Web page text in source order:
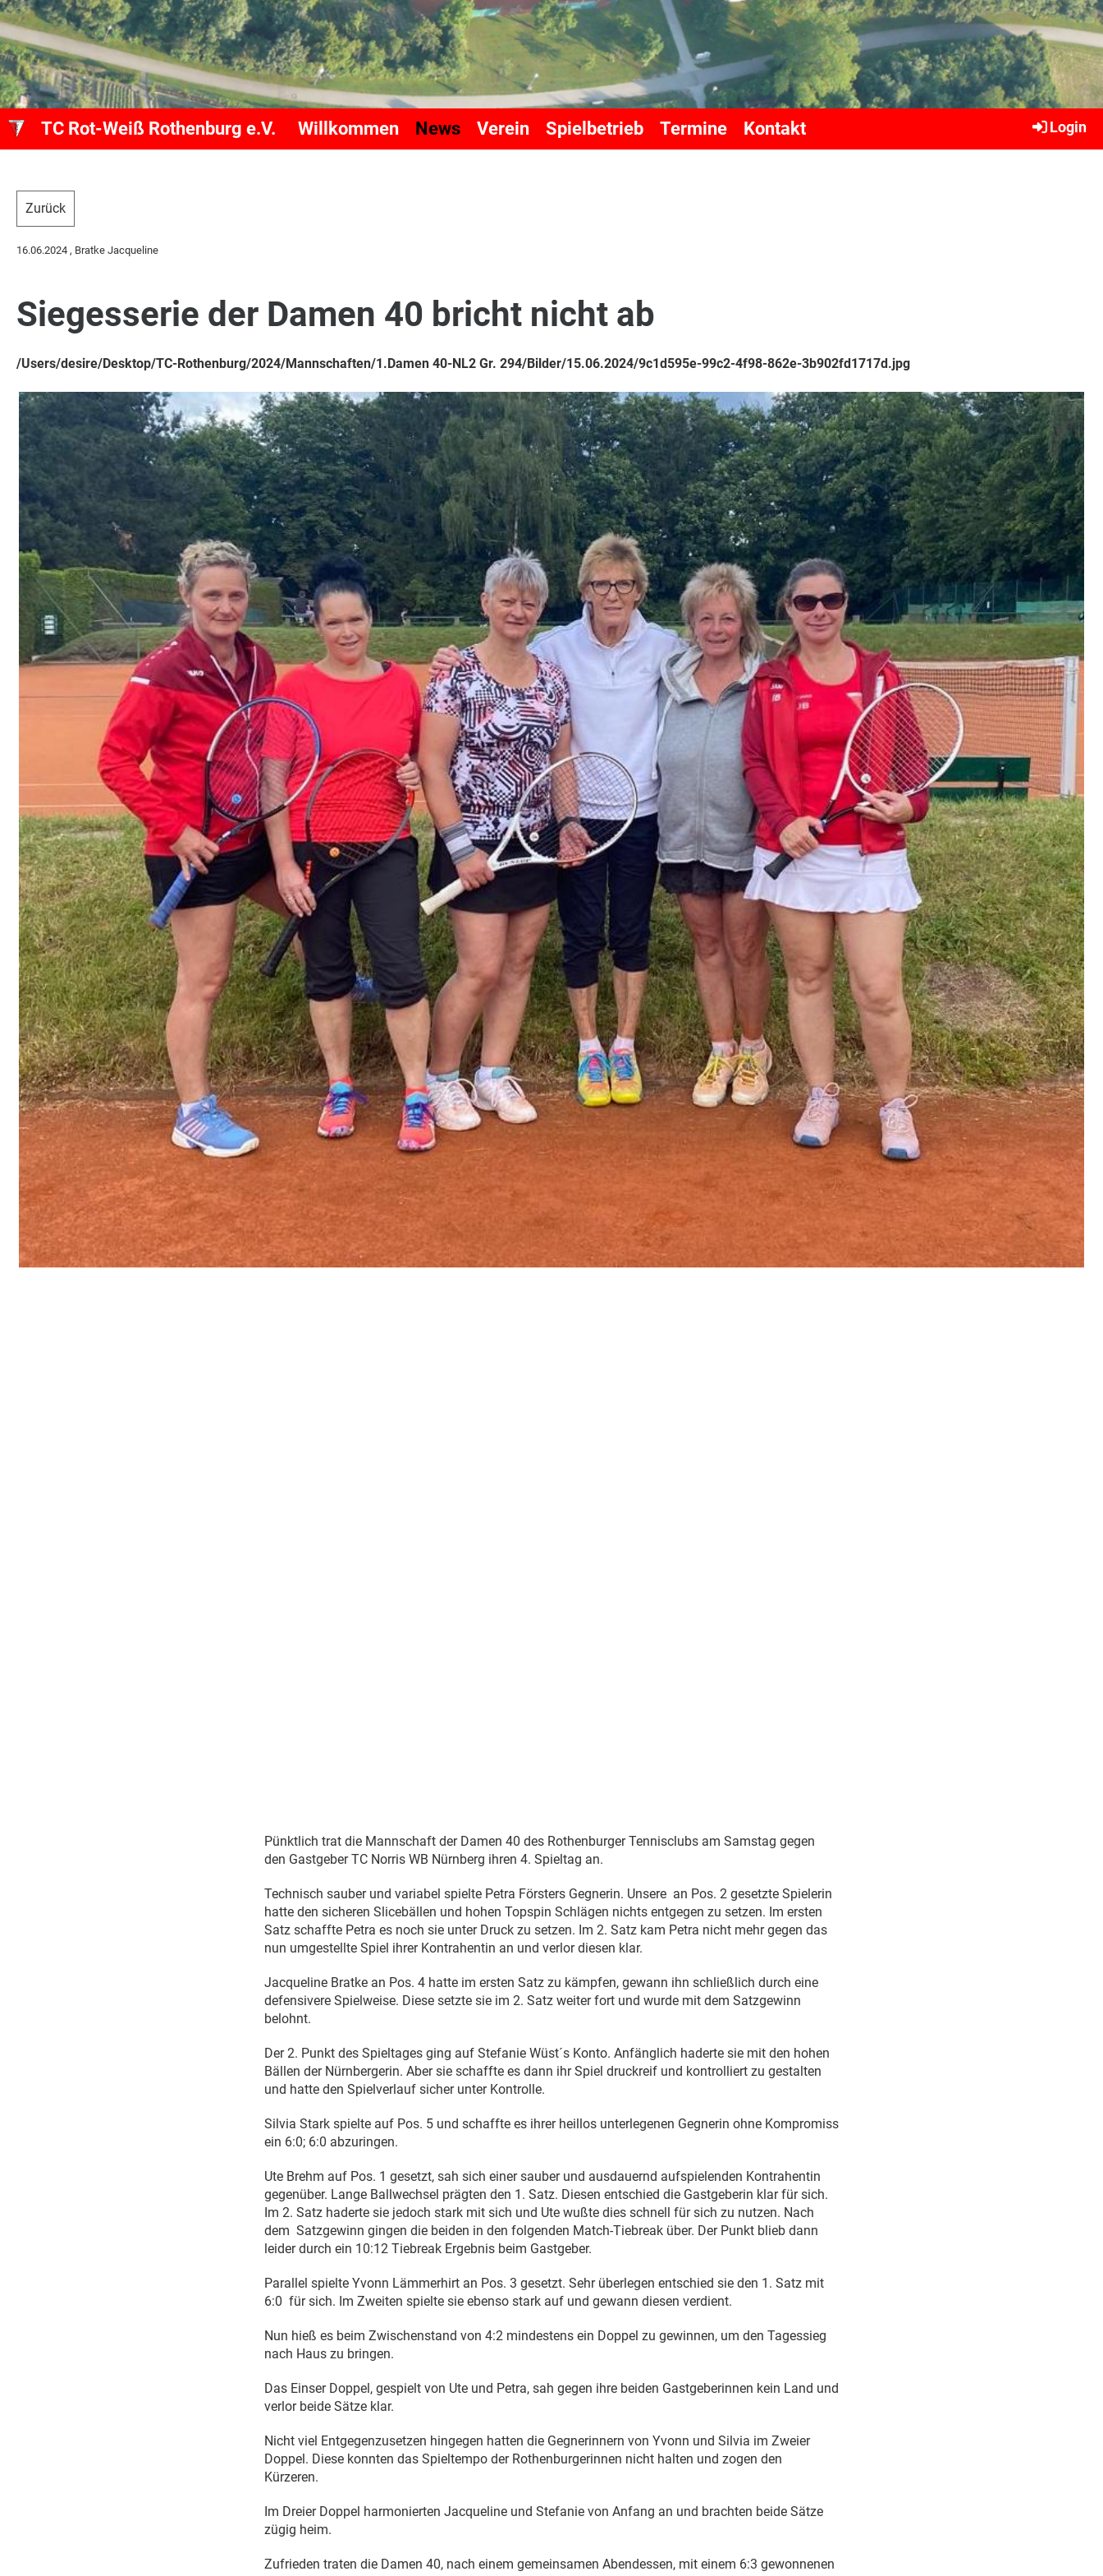
TC Rot-Weiß Rothenburg e.V. Willkommen News Verein Spielbetrieb Termine Kontakt Login
Zurück
16.06.2024 , Bratke Jacqueline
Siegesserie der Damen 40 bricht nicht ab
/Users/desire/Desktop/TC-Rothenburg/2024/Mannschaften/1.Damen 40-NL2 Gr. 294/Bilder/15.06.2024/9c1d595e-99c2-4f98-862e-3b902fd1717d.jpg
Pünktlich trat die Mannschaft der Damen 40 des Rothenburger Tennisclubs am Samstag gegen
den Gastgeber TC Norris WB Nürnberg ihren 4. Spieltag an.
Technisch sauber und variabel spielte Petra Försters Gegnerin. Unsere an Pos. 2 gesetzte Spielerin
hatte den sicheren Slicebällen und hohen Topspin Schlägen nichts entgegen zu setzen. Im ersten
Satz schaffte Petra es noch sie unter Druck zu setzen. Im 2. Satz kam Petra nicht mehr gegen das
nun umgestellte Spiel ihrer Kontrahentin an und verlor diesen klar.
Jacqueline Bratke an Pos. 4 hatte im ersten Satz zu kämpfen, gewann ihn schließlich durch eine
defensivere Spielweise. Diese setzte sie im 2. Satz weiter fort und wurde mit dem Satzgewinn
belohnt.
Der 2. Punkt des Spieltages ging auf Stefanie Wüst´s Konto. Anfänglich haderte sie mit den hohen
Bällen der Nürnbergerin. Aber sie schaffte es dann ihr Spiel druckreif und kontrolliert zu gestalten
und hatte den Spielverlauf sicher unter Kontrolle.
Silvia Stark spielte auf Pos. 5 und schaffte es ihrer heillos unterlegenen Gegnerin ohne Kompromiss
ein 6:0; 6:0 abzuringen.
Ute Brehm auf Pos. 1 gesetzt, sah sich einer sauber und ausdauernd aufspielenden Kontrahentin
gegenüber. Lange Ballwechsel prägten den 1. Satz. Diesen entschied die Gastgeberin klar für sich.
Im 2. Satz haderte sie jedoch stark mit sich und Ute wußte dies schnell für sich zu nutzen. Nach
dem Satzgewinn gingen die beiden in den folgenden Match-Tiebreak über. Der Punkt blieb dann
leider durch ein 10:12 Tiebreak Ergebnis beim Gastgeber.
Parallel spielte Yvonn Lämmerhirt an Pos. 3 gesetzt. Sehr überlegen entschied sie den 1. Satz mit
6:0 für sich. Im Zweiten spielte sie ebenso stark auf und gewann diesen verdient.
Nun hieß es beim Zwischenstand von 4:2 mindestens ein Doppel zu gewinnen, um den Tagessieg
nach Haus zu bringen.
Das Einser Doppel, gespielt von Ute und Petra, sah gegen ihre beiden Gastgeberinnen kein Land und
verlor beide Sätze klar.
Nicht viel Entgegenzusetzen hingegen hatten die Gegnerinnern von Yvonn und Silvia im Zweier
Doppel. Diese konnten das Spieltempo der Rothenburgerinnen nicht halten und zogen den
Kürzeren.
Im Dreier Doppel harmonierten Jacqueline und Stefanie von Anfang an und brachten beide Sätze
zügig heim.
Zufrieden traten die Damen 40, nach einem gemeinsamen Abendessen, mit einem 6:3 gewonnenen